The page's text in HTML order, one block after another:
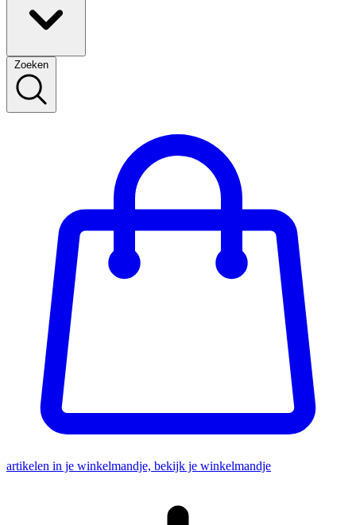
Zoeken
artikelen in je winkelmandje, bekijk je winkelmandje